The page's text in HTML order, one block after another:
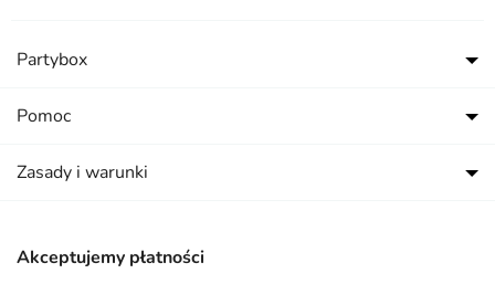
Akceptujemy płatności
Partybox
Pomoc
Zasady i warunki